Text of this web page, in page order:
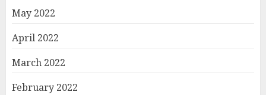
May 2022
April 2022
March 2022
February 2022